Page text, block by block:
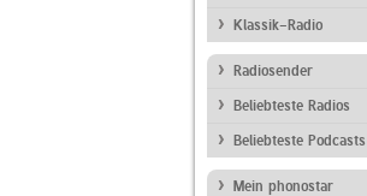
Klassik-Radio
Radiosender
Beliebteste Radios
Beliebteste Podcasts
Mein phonostar